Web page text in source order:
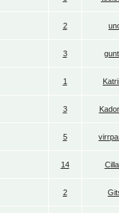
2
3
1
3
5
14
2